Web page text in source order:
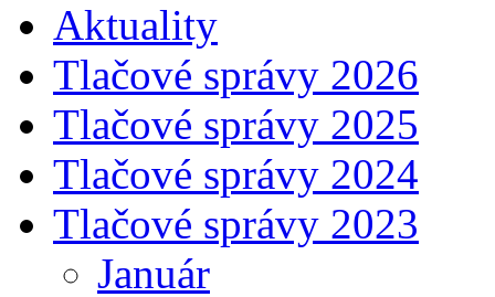
Aktuality
Tlačové správy 2026
Tlačové správy 2025
Tlačové správy 2024
Tlačové správy 2023
Január